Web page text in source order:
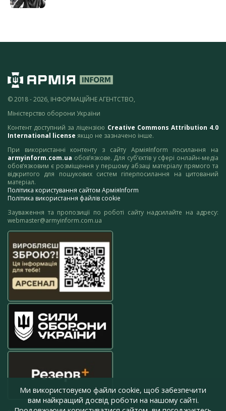
© 2018 - 2026, ІНФОРМАЦІЙНЕ АГЕНТСТВО,
Міністерство оборони України
Контент доступний за ліцензією Creative Commons Attribution 4.0
International license якщо не зазначено інше.
При використанні контенту з сайту АрміяInform посилання на
armyinform.com.ua обов’язкове. Для суб’єктів у сфері онлайн-медіа
обов’язковим є розміщення у першому абзаці матеріалу прямого та
відкритого для пошукових систем гіперпосилання на цитований
матеріал.
Політика користування сайтом АрміяInform
Політика використання файлів cookie
Зауваження та пропозиції по роботі сайту надсилайте на адресу:
webmaster@armyinform.com.ua
Ми використовуємо файли cookie, щоб забезпечити
вам найкращий досвід роботи на нашому сайті.